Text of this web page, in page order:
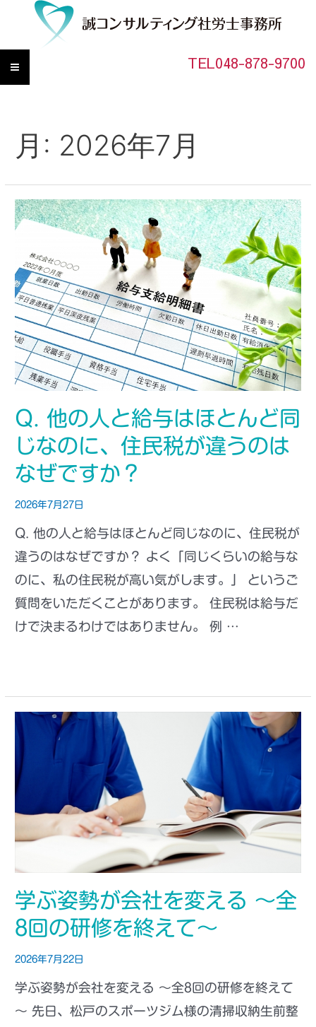
TEL048-878-9700
月: 2026年7月
Q. 他の人と給与はほとんど同
じなのに、住民税が違うのは
なぜですか？
2026年7月27日
Q. 他の人と給与はほとんど同じなのに、住民税が
違うのはなぜですか？ よく「同じくらいの給与な
のに、私の住民税が高い気がします。」 というご
質問をいただくことがあります。 住民税は給与だ
けで決まるわけではありません。 例 …
学ぶ姿勢が会社を変える ～全
8回の研修を終えて～
2026年7月22日
学ぶ姿勢が会社を変える ～全8回の研修を終えて
～ 先日、松戸のスポーツジム様の清掃収納生前整